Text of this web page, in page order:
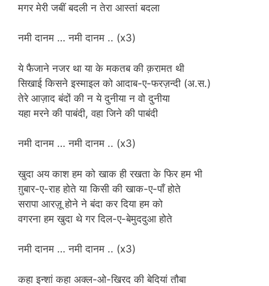
मगर मेरी जबीं बदली न तेरा आस्तां बदला
नमी दानम … नमी दानम .. (x3)
ये फैजाने नजर था या के मकतब की क़रामत थी
सिखाई किसने इस्माइल को आदाब-ए-फरज़न्दी (अ.स.)
तेरे आज़ाद बंदों की न ये दुनीया न वो दुनीया
यहा मरने की पाबंदी, वहा जिने की पाबंदी
नमी दानम … नमी दानम .. (x3)
खुदा अय काश हम को खाक ही रखता के फिर हम भी
ग़ुबार-ए-राह होते या किसी की खाक-ए-पाँ होते
सरापा आरज़ू होने ने बंदा कर दिया हम को
वगरना हम खुदा थे गर दिल-ए-बेमुददुआ होते
नमी दानम … नमी दानम .. (x3)
कहा इन्शां कहा अक्ल-ओ-खिरद की बेदियां तौबा